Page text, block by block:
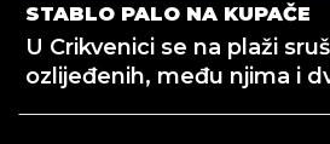
STABLO PALO NA KUPAČE
U Crikvenici se na plaži
ozlijeđenih, među njima i